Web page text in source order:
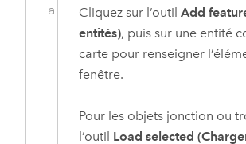
Cliquez sur l’outilAdd
entités), puis sur une entité
carte pour renseigner
fenêtre.
Pour les objets jonction ou
l’outil Load selected